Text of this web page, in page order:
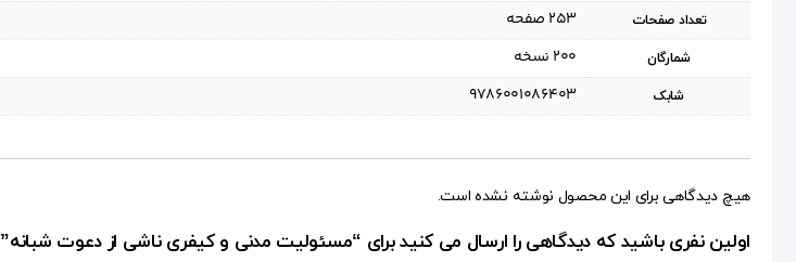
تعداد صفحات ۲۵۳ صفحه
شمارگان ۲۰۰ نسخه
شابک 9786001086403
هیچ دیدگاهی برای این محصول نوشته نشده است.
اولین نفری باشید که دیدگاهی را ارسال می کنید برای “مسئولیت مدنی و کیفری ناشی از دعوت شبانه”